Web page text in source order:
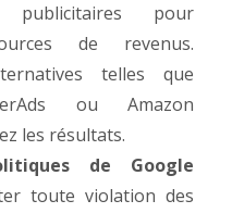
publicitaires pour
de revenus.
telles que
ou Amazon
les résultats.
de Google
toute violation des